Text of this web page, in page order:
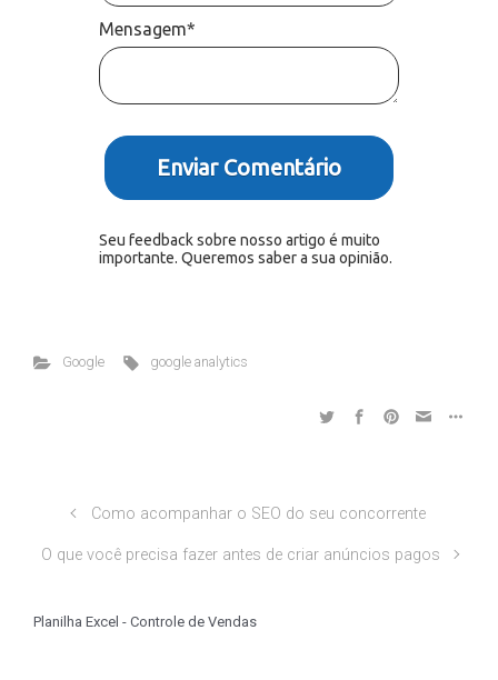
Mensagem*
Enviar Comentário
Seu feedback sobre nosso artigo é muito
importante. Queremos saber a sua opinião.
Google google analytics
Como acompanhar o SEO do seu concorrente
O que você precisa fazer antes de criar anúncios pagos
Planilha Excel - Controle de Vendas